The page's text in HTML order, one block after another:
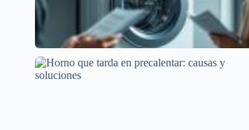
Causas Comunes de Ciclos Largos en Secadoras
Averías frecuentes en electrodomésticos